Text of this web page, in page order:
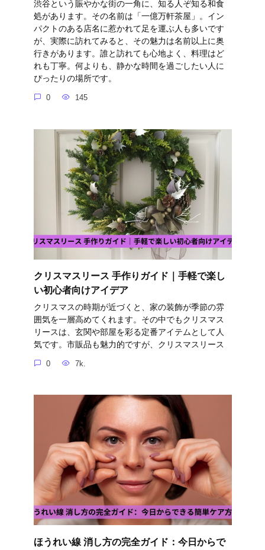
渋谷という賑やかな街の一角に、知る人ぞ知る和食
処があります。その名前は「一億万軒茶屋」。イン
パクトのある店名に惹かれて足を運ぶ人も多いです
が、実際に訪れてみると、その魅力は名前以上に奥
行きがあります。誰と訪れても心地よく、料理はど
れも丁寧。何よりも、静かな時間を過ごしたい人に
ぴったりの場所です。
0 145
クリスマスリース 手作りガイド｜手軽で楽し
い初心者向けアイデア
クリスマスの時期が近づくと、家の装飾が季節の雰
囲気を一層高めてくれます。その中でもクリスマス
リースは、玄関や部屋を彩る定番アイテムとして人
気です。市販品も魅力的ですが、クリスマスリース
0 7k.
ほうれい線 消し方の完全ガイド：今日からで